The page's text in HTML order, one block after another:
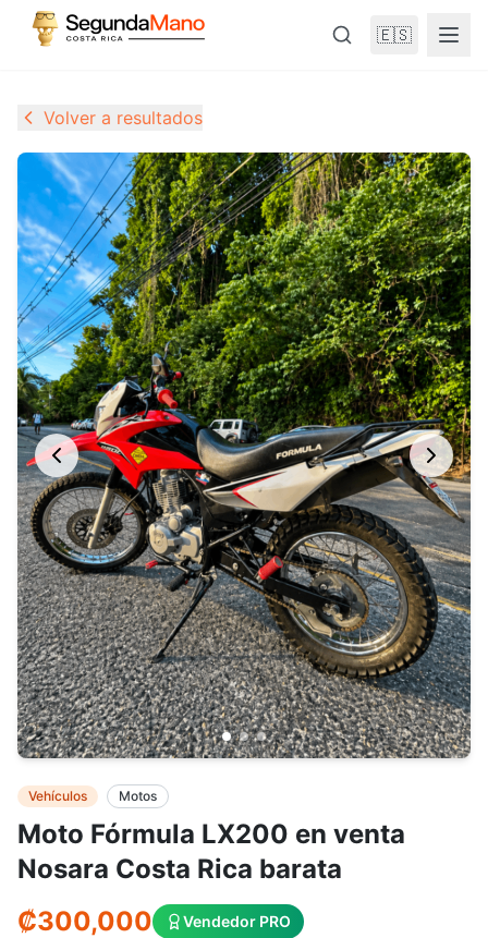
🇪🇸
Volver a resultados
Moto Fórmula LX200 en venta
Nosara Costa Rica barata
Vehículos Motos
₡300,000 Vendedor PRO